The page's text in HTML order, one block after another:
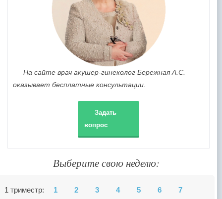
На сайте врач акушер-гинеколог Бережная А.С.
оказывает бесплатные консультации.
Задать
вопрос
Выберите свою неделю:
1 триместр: 1 2 3 4 5 6
7